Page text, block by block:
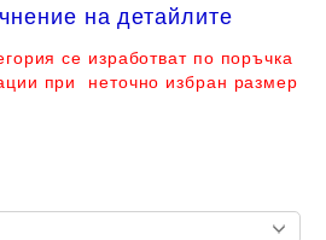
на детайлите
се изработват по поръчка
при неточно избран размер